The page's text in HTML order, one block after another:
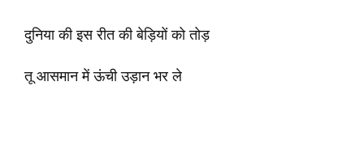
दुनिया की इस रीत की बेड़ियों को तोड़
तू आसमान में ऊंची उड़ान भर ले